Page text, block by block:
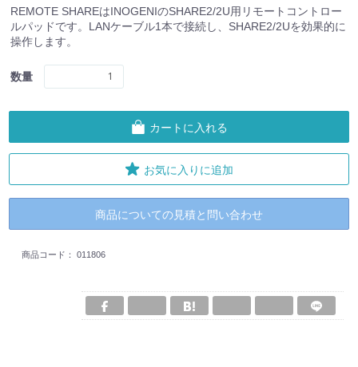
REMOTE SHAREはINOGENIのSHARE2/2U用リモートコントロー
ルパッドです。LANケーブル1本で接続し、SHARE2/2Uを効果的に
操作します。
数量
カートに入れる
お気に入りに追加
商品についての見積と問い合わせ
商品コード： 011806